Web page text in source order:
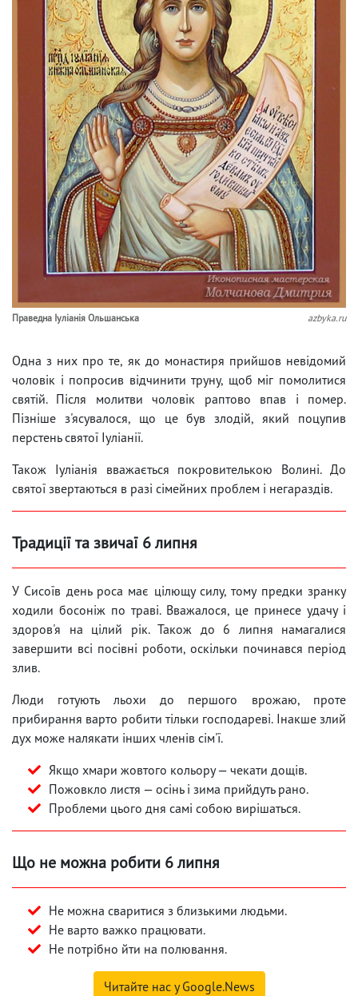
Праведна Іуліанія Ольшанська azbyka.ru
Одна з них про те, як до монастиря прийшов невідомий
чоловік і попросив відчинити труну, щоб міг помолитися
святій. Після молитви чоловік раптово впав і помер.
Пізніше з'ясувалося, що це був злодій, який поцупив
перстень святої Іуліанії.
Також Іуліанія вважається покровителькою Волині. До
святої звертаються в разі сімейних проблем і негараздів.
Традиції та звичаї 6 липня
У Сисоїв день роса має цілющу силу, тому предки зранку
ходили босоніж по траві. Вважалося, це принесе удачу і
здоров'я на цілий рік. Також до 6 липня намагалися
завершити всі посівні роботи, оскільки починався період
злив.
Люди готують льохи до першого врожаю, проте
прибирання варто робити тільки господареві. Інакше злий
дух може налякати інших членів сім'ї.
Якщо хмари жовтого кольору — чекати дощів.
Пожовкло листя — осінь і зима прийдуть рано.
Проблеми цього дня самі собою вирішаться.
Що не можна робити 6 липня
Не можна сваритися з близькими людьми.
Не варто важко працювати.
Не потрібно йти на полювання.
Читайте нас у Google.News